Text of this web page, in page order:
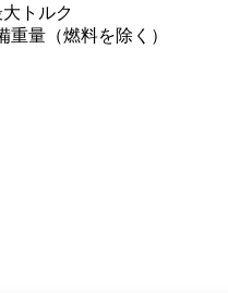
トルク
重量（燃料を除く）